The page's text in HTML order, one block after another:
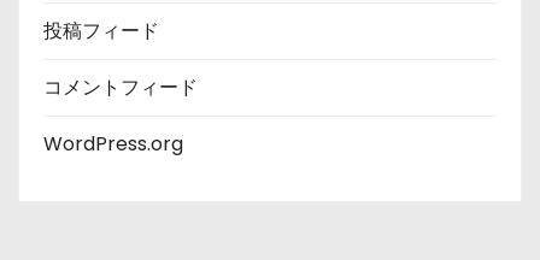
投稿フィード
コメントフィード
WordPress.org